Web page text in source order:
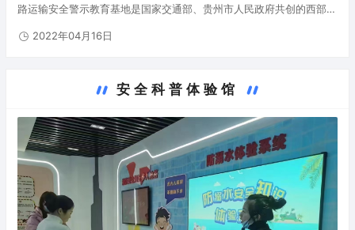
路运输安全警示教育基地是国家交通部、贵州市人民政府共创的西部地
在…2022年04月16日
安全科普体验馆